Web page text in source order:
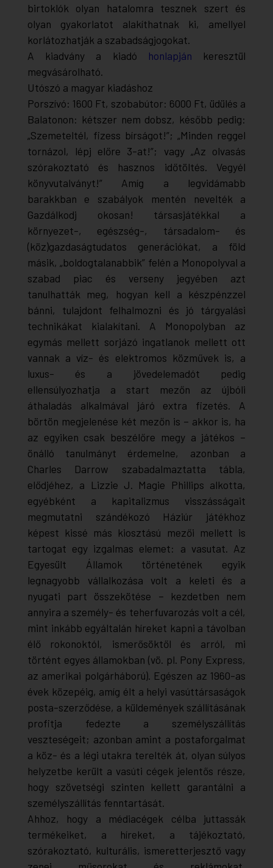
birtoklók olyan hatalomra tesznek szert és
olyan gyakorlatot alakíthatnak ki, amellyel
korlátozhatják a szabadságjogokat.
A kiadvány a kiadó honlapján keresztül
megvásárolható.
Utószó a magyar kiadáshoz
Porszívó: 1600 Ft, szobabútor: 6000 Ft, üdülés a
Balatonon: kétszer nem dobsz, később pedig:
„Szemeteltél, fizess bírságot!”; „Minden reggel
tornázol, lépj előre 3-at!”; vagy „Az olvasás
szórakoztató és hasznos időtöltés. Vegyél
könyvutalványt!” Amíg a legvidámabb
barakkban e szabályok mentén nevelték a
Gazdálkodj okosan! társasjátékkal a
környezet-, egészség-, társadalom- és
(köz)gazdaságtudatos generációkat, a föld
másik, „boldogtalanabbik” felén a Monopolyval a
szabad piac és verseny jegyében azt
tanulhatták meg, hogyan kell a készpénzzel
bánni, tulajdont felhalmozni és jó tárgyalási
technikákat kialakítani. A Monopolyban az
egymás mellett sorjázó ingatlanok mellett ott
vannak a víz- és elektromos közművek is, a
luxus- és a jövedelemadót pedig
ellensúlyozhatja a start mezőn az újbóli
áthaladás alkalmával járó extra fizetés. A
börtön megjelenése két mezőn is – akkor is, ha
az egyiken csak beszélőre megy a játékos –
önálló tanulmányt érdemelne, azonban a
Charles Darrow szabadalmaztatta tábla,
elődjéhez, a Lizzie J. Magie Phillips alkotta,
egyébként a kapitalizmus visszásságait
megmutatni szándékozó Háziúr játékhoz
képest kissé más kiosztású mezői mellett is
tartogat egy izgalmas elemet: a vasutat. Az
Egyesült Államok történetének egyik
legnagyobb vállalkozása volt a keleti és a
nyugati part összekötése – kezdetben nem
annyira a személy- és teherfuvarozás volt a cél,
mint inkább egyáltalán híreket kapni a távolban
élő rokonoktól, ismerősöktől és arról, mi
történt egyes államokban (vö. pl. Pony Express,
az amerikai polgárháború). Egészen az 1960-as
évek közepéig, amíg élt a helyi vasúttársaságok
posta-szerződése, a küldemények szállításának
profitja fedezte a személyszállítás
veszteségeit; azonban amint a postaforgalmat
a köz- és a légi utakra terelték át, olyan súlyos
helyzetbe került a vasúti cégek jelentős része,
hogy szövetségi szinten kellett garantálni a
személyszállítás fenntartását.
Ahhoz, hogy a médiacégek célba juttassák
termékeiket, a híreket, a tájékoztató,
szórakoztató, kulturális, ismeretterjesztő vagy